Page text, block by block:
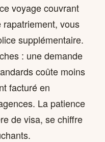
voyage couvrant
rapatriement, vous
supplémentaire.
: une demande
coûte moins
facturé en
La patience
de visa, se chiffre